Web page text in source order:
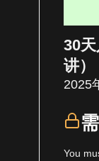
30
讲）
2025
You